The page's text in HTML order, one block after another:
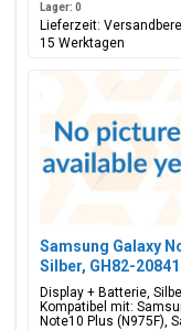
Lager: 0
Lieferzeit:
15 Werktagen
Samsung Galaxy
Silber, GH82-
Display + Batterie,
Kompatibel mit:
Note10 Plus (N975F),